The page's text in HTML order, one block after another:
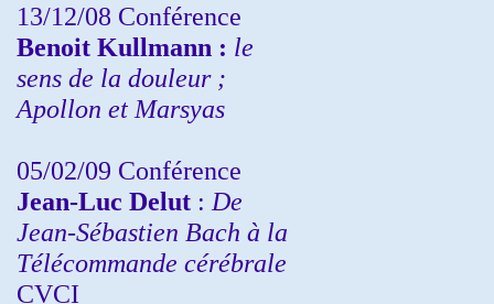
13/12/08 Conférence
Benoit Kullmann : le
sens de la douleur ;
Apollon et Marsyas
05/02/09 Conférence
Jean-Luc Delut : De
Jean-Sébastien Bach à la
Télécommande cérébrale
CVCI